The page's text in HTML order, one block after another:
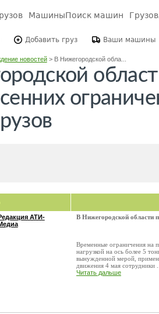
МашиныПоиск машин
Добавить груз Ваши машины
новостей> В Нижегородской обла...
АТИ-
В Нижегородской области
Временные ограничения на
нагрузкой на ось более 5
вынужденной мерой,
движения 4 мая сотрудники
Читать дальше